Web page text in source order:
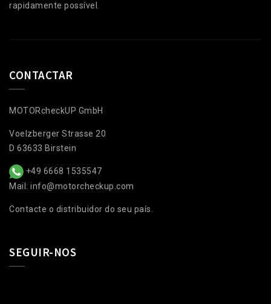
rapidamente possível.
CONTACTAR
MOTORcheckUP GmbH
Voelzberger Strasse 20
D 63633 Birstein
+49 6668 1535547
Mail: info@motorcheckup.com
Contacte o distribuidor do seu país.
SEGUIR-NOS